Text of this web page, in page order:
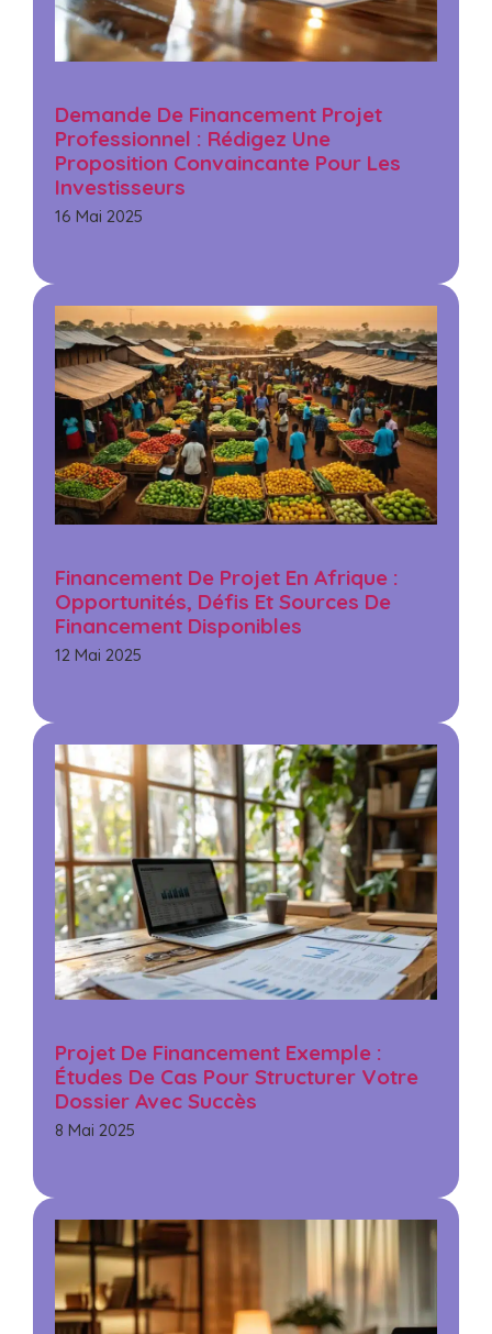
Demande De Financement Projet
Professionnel : Rédigez Une
Proposition Convaincante Pour Les
Investisseurs
16 Mai 2025
Financement De Projet En Afrique :
Opportunités, Défis Et Sources De
Financement Disponibles
12 Mai 2025
Projet De Financement Exemple :
Études De Cas Pour Structurer Votre
Dossier Avec Succès
8 Mai 2025